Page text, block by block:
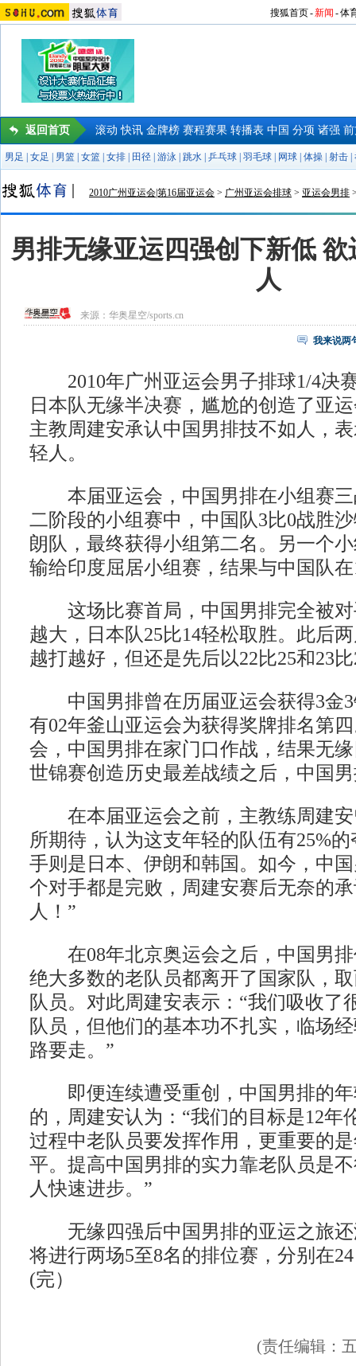
搜狐首页-新闻 -体
返回首页 滚动 快讯 金牌榜 赛程赛果 转播表 中国 分项 诸强
男足 女足 男篮 女篮 女排 田径 游泳 跳水 乒乓球 羽毛球 网球 体操 射击
2010广州亚运会|第16届亚运会 > 广州亚运会排球 > 亚运会男排
男排无缘亚运四强创下新低
人
来源：华奥星空/sports.cn
我来说两
2010年广州亚运会男子排球1/4决
日本队无缘半决赛，尴尬的创造了亚
主教周建安承认中国男排技不如人，
轻人。
本届亚运会，中国男排在小组赛三
二阶段的小组赛中，中国队3比0战胜
朗队，最终获得小组第二名。另一个
输给印度屈居小组赛，结果与中国队
这场比赛首局，中国男排完全被对
越大，日本队25比14轻松取胜。此后
越打越好，但还是先后以22比25和23
中国男排曾在历届亚运会获得3金3
有02年釜山亚运会为获得奖牌排名第
会，中国男排在家门口作战，结果无
世锦赛创造历史最差战绩之后，中国
在本届亚运会之前，主教练周建安
所期待，认为这支年轻的队伍有25%
手则是日本、伊朗和韩国。如今，中
个对手都是完败，周建安赛后无奈的
人！”
在08年北京奥运会之后，中国男排
绝大多数的老队员都离开了国家队，
队员。对此周建安表示：“我们吸收了
队员，但他们的基本功不扎实，临场
路要走。”
即便连续遭受重创，中国男排的年
的，周建安认为：“我们的目标是12年
过程中老队员要发挥作用，更重要的
平。提高中国男排的实力靠老队员是
人快速进步。”
无缘四强后中国男排的亚运之旅还
将进行两场5至8名的排位赛，分别在
(完）
(责任编辑：